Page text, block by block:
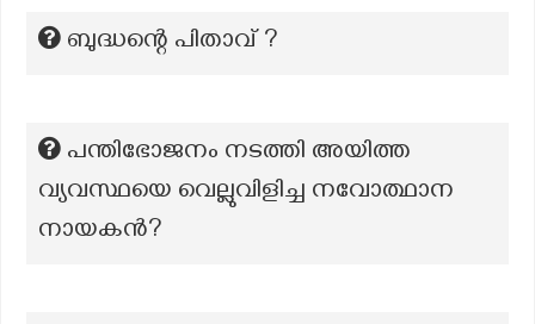
ബുദ്ധന്റെ പിതാവ് ?
പന്തിഭോജനം നടത്തി അയിത്ത
വ്യവസ്ഥയെ വെല്ലുവിളിച്ച നവോത്ഥാന
നായകൻ?